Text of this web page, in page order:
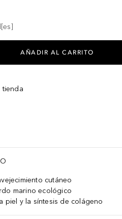
AÑADIR AL CARRITO
tienda
cutáneo
marino ecológico
piel y la síntesis de colágeno